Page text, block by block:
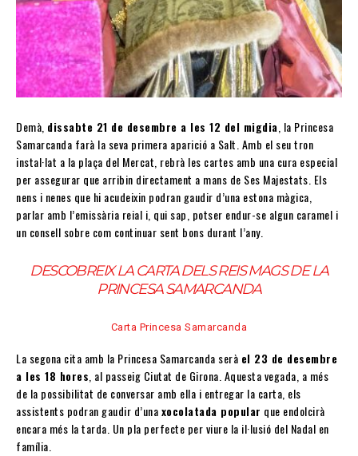
Demà, dissabte 21 de desembre a les 12 del migdia, la Princesa
Samarcanda farà la seva primera aparició a Salt. Amb el seu tron
instal·lat a la plaça del Mercat, rebrà les cartes amb una cura especial
per assegurar que arribin directament a mans de Ses Majestats. Els
nens i nenes que hi acudeixin podran gaudir d’una estona màgica,
parlar amb l’emissària reial i, qui sap, potser endur-se algun caramel i
un consell sobre com continuar sent bons durant l’any.
DESCOBREIX LACARTA DELS REIS MAGS DE LA
PRINCESA SAMARCANDA
Carta Princesa Samarcanda
La segona cita amb la Princesa Samarcanda serà el 23 de desembre
a les 18 hores, al passeig Ciutat de Girona. Aquesta vegada, a més
de la possibilitat de conversar amb ella i entregar la carta, els
assistents podran gaudir d’unaxocolatada popular que endolcirà
encara més la tarda. Un pla perfecte per viure la il·lusió del Nadal en
família.